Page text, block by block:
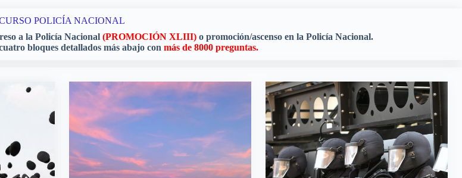
POLICÍA NACIONAL
a la Policía Nacional (PROMOCIÓN XLIII)o promoción/ascenso en la Policía Nacional.
bloques detallados más abajo con más de 8000 preguntas.